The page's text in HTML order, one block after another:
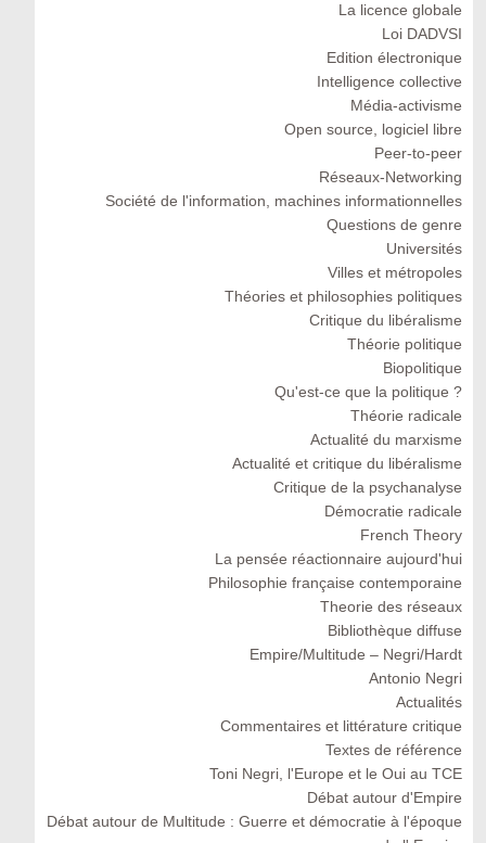
La licence globale
Loi DADVSI
Edition électronique
Intelligence collective
Média-activisme
Open source, logiciel libre
Peer-to-peer
Réseaux-Networking
Société de l'information, machines informationnelles
Questions de genre
Universités
Villes et métropoles
Théories et philosophies politiques
Critique du libéralisme
Théorie politique
Biopolitique
Qu'est-ce que la politique ?
Théorie radicale
Actualité du marxisme
Actualité et critique du libéralisme
Critique de la psychanalyse
Démocratie radicale
French Theory
La pensée réactionnaire aujourd'hui
Philosophie française contemporaine
Theorie des réseaux
Bibliothèque diffuse
Empire/Multitude – Negri/Hardt
Antonio Negri
Actualités
Commentaires et littérature critique
Textes de référence
Toni Negri, l'Europe et le Oui au TCE
Débat autour d'Empire
Débat autour de Multitude : Guerre et démocratie à l'époque